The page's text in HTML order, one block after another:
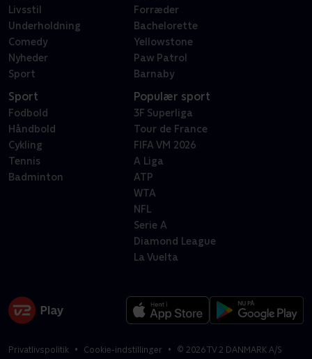
Livsstil
Underholdning
Comedy
Nyheder
Sport
Forræder
Bachelorette
Yellowstone
Paw Patrol
Barnaby
Sport
Fodbold
Håndbold
Cykling
Tennis
Badminton
Populær sport
3F Superliga
Tour de France
FIFA VM 2026
A Liga
ATP
WTA
NFL
Serie A
Diamond League
La Vuelta
Privatlivspolitik Cookie-indstillinger © 2026TV 2 DANMARK A/S